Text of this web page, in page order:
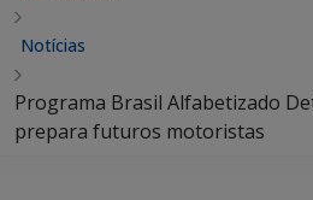
Notícias
Programa Brasil Alfabetizado
prepara futuros motoristas